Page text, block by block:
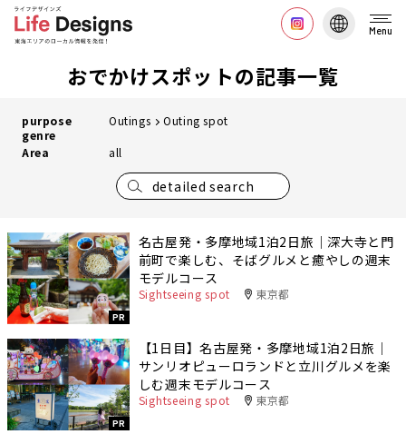
Menu
おでかけスポットの記事一覧
purpose
genre
Outings Outing spot
Area all
detailed search
PR
名古屋発・多摩地域1泊2日旅｜深大寺と門
前町で楽しむ、そばグルメと癒やしの週末
モデルコース
Sightseeing spot 東京都
PR
【1日目】名古屋発・多摩地域1泊2日旅｜
サンリオピューロランドと立川グルメを楽
しむ週末モデルコース
Sightseeing spot 東京都